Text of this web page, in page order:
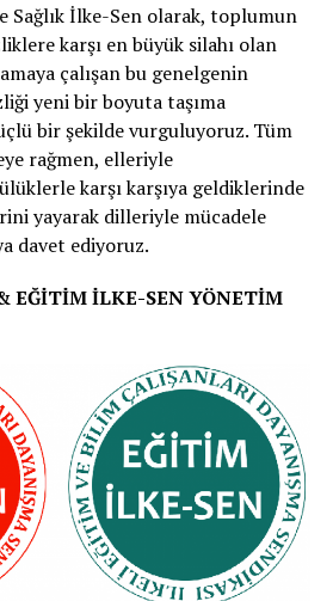
Sağlık İlke-Sen olarak, toplumun
karşı en büyük silahı olan
çalışan bu genelgenin
yeni bir boyuta taşıma
bir şekilde vurguluyoruz. Tüm
rağmen, elleriyle
karşı karşıya geldiklerinde
yayarak dilleriyle mücadele
davet ediyoruz.
EĞİTİM İLKE-SEN YÖNETİM